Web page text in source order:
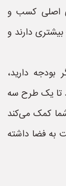
اصلی کسب و
دارند و
دارید،
تا یک طرح سه
کمک می‌کند
به فضا داشته